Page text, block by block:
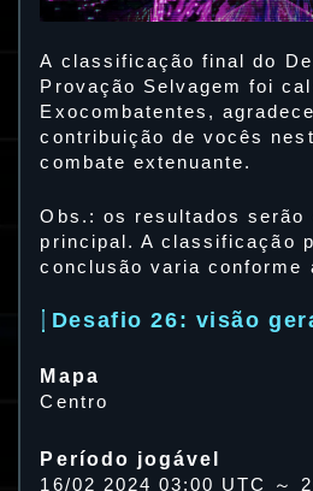
A classificação final do
Provação Selvagem foi
Exocombatentes,
contribuição de vocês
combate extenuante.
Obs.: os resultados serão
principal. A classificação
conclusão varia conforme
Desafio 26: visão
Mapa
Centro
Período jogável
16/02 2024 03:00 UTC ～